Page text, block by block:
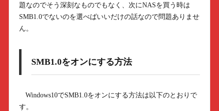
題なのでそう深刻なものでもなく、次にNASを買う時は
SMB1.0でないのを選べばいいだけの話なので問題ありませ
ん。
SMB1.0をオンにする方法
Windows10でSMB1.0をオンにする方法は以下のとおりで
す。